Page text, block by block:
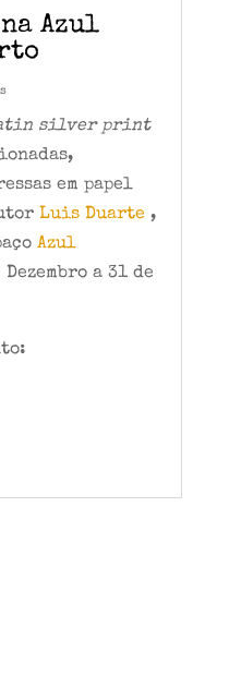
Azul
silver print
em papel
Luis Duarte ,
Azul
Dezembro a 31 de